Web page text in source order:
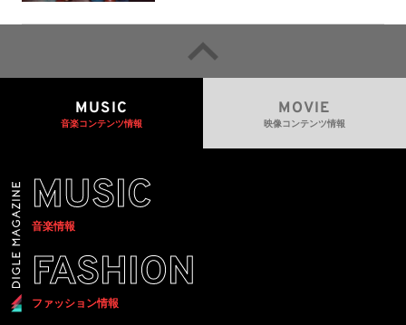
MUSIC
音楽コンテンツ情報
MOVIE
映像コンテンツ情報
MUSIC
音楽情報
FASHION
ファッション情報